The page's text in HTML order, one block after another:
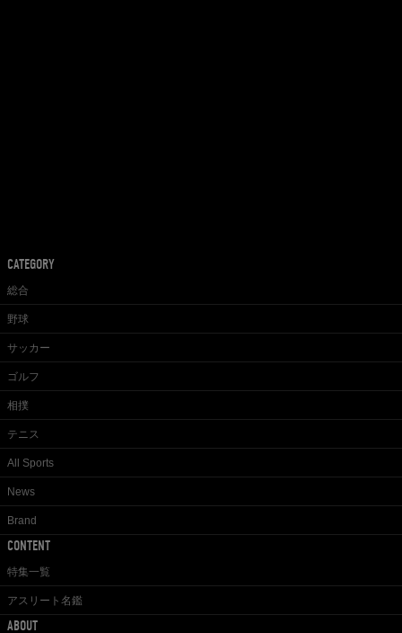
CATEGORY
総合
野球
サッカー
ゴルフ
相撲
テニス
All Sports
News
Brand
CONTENT
特集一覧
アスリート名鑑
ABOUT